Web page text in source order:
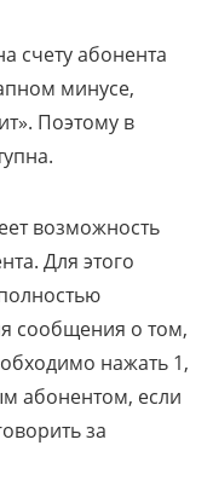
счету абонента
минусе,
Поэтому в
возможность
Для этого
сообщения о том,
нажать 1,
абонентом, если
за